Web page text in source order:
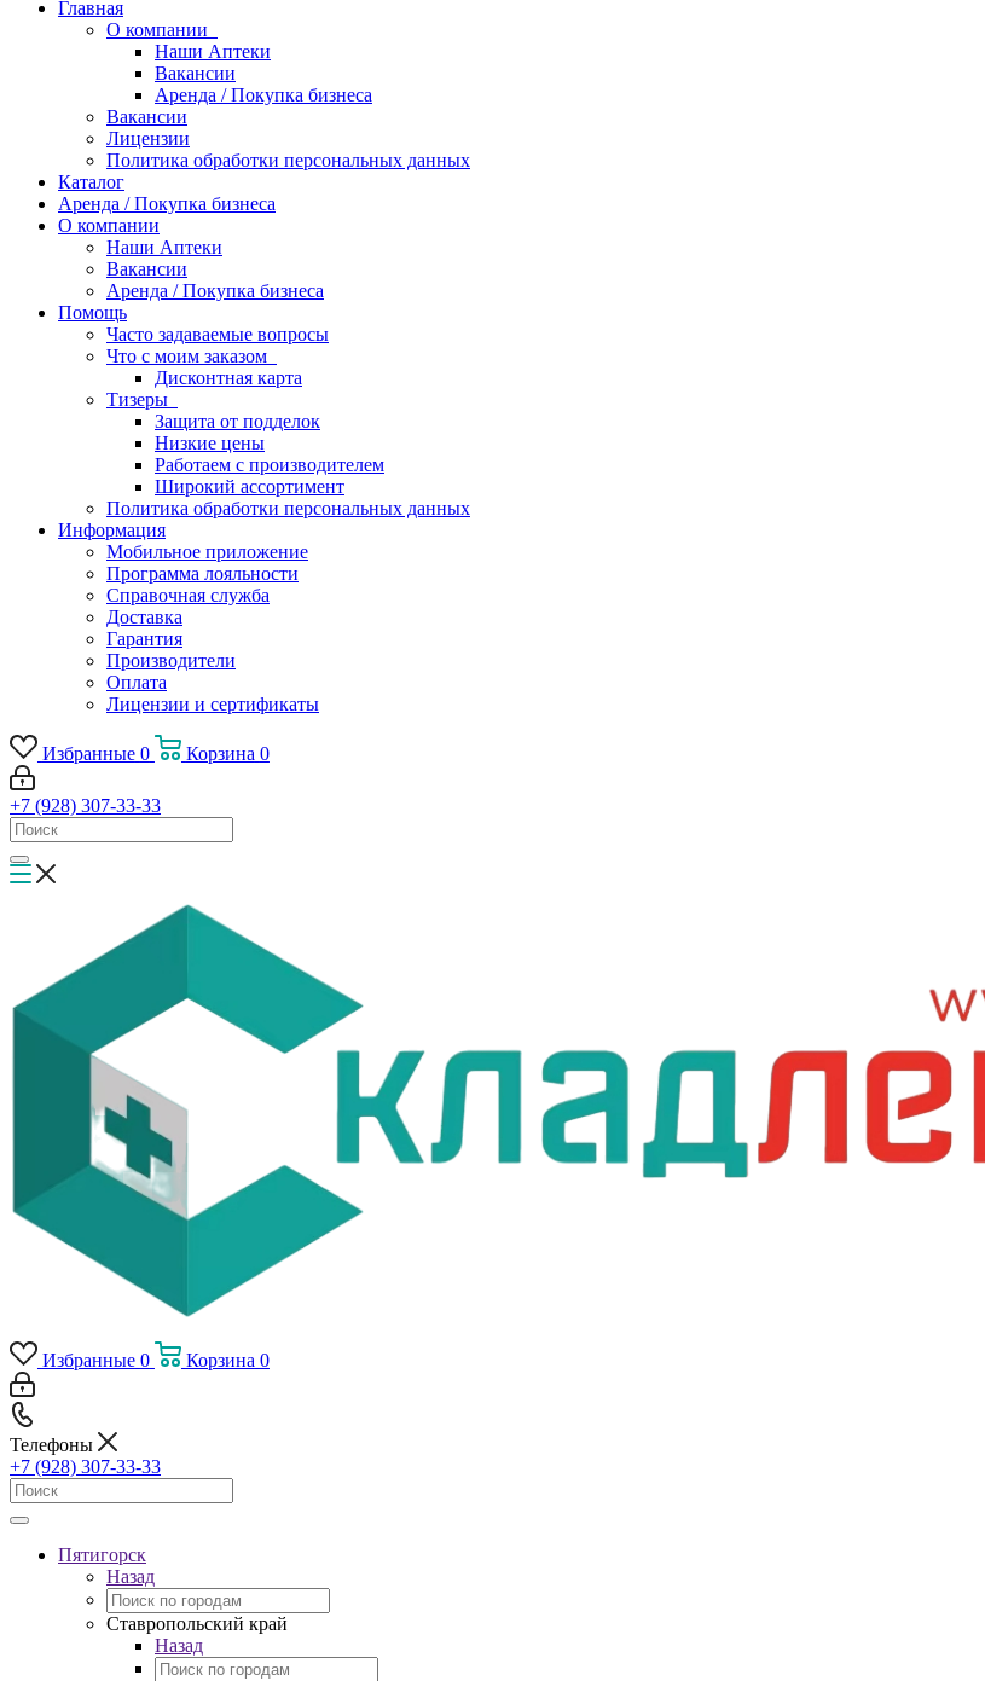
Главная
О компании
Наши Аптеки
Вакансии
Аренда / Покупка бизнеса
Вакансии
Лицензии
Политика обработки персональных данных
Каталог
Аренда / Покупка бизнеса
О компании
Наши Аптеки
Вакансии
Аренда / Покупка бизнеса
Помощь
Часто задаваемые вопросы
Что с моим заказом
Дисконтная карта
Тизеры
Защита от подделок
Низкие цены
Работаем с производителем
Широкий ассортимент
Политика обработки персональных данных
Информация
Мобильное приложение
Программа лояльности
Справочная служба
Доставка
Гарантия
Производители
Оплата
Лицензии и сертификаты
Избранные 0 Корзина 0
+7 (928) 307-33-33
Избранные 0 Корзина 0
Телефоны
+7 (928) 307-33-33
Пятигорск
Назад
Ставропольский край
Назад